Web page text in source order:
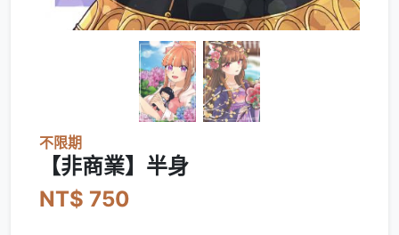
不限期
【非商業】半身
NT$ 750